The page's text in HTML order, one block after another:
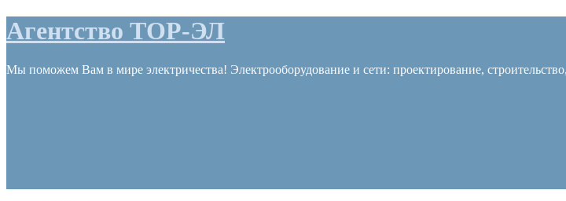
Агентство ТОР-ЭЛ
Мы поможем Вам в мире электричества! Электрооборудование и сети: проектирование,